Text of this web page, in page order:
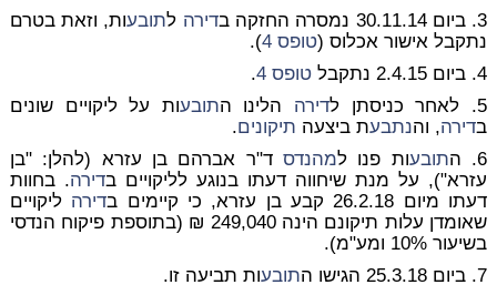
3. ביום 30.11.14 נמסרה החזקה ב
דירה לתובעות, וזאת בטרם
נתקבל אישור אכלוס (טופס 4
).
4. ביום 2.4.15 נתקבל
טופס 4
.
5. לאחר כניסתן ל
דירה הלינו התובעות על ליקויים שונים
בדירה, והנתבעת ביצעה תיקונים.
6. ה
תובעות פנו למהנדסד"ר אברהם בן עזרא (להלן: "בן
עזרא"), על מנת שיחווה דעתו בנוגע לליקויים בדירה. בחוות
דעתו מיום 26.2.18 קבע בן עזרא, כי קיימים ב
דירה ליקויים
שאומדן עלות תיקונם הינה 249,040 ₪ (בתוספת פיקוח הנדסי
בשיעור 10% ומע"מ).
7. ביום 25.3.18 הגישו ה
תובעות תביעה זו.